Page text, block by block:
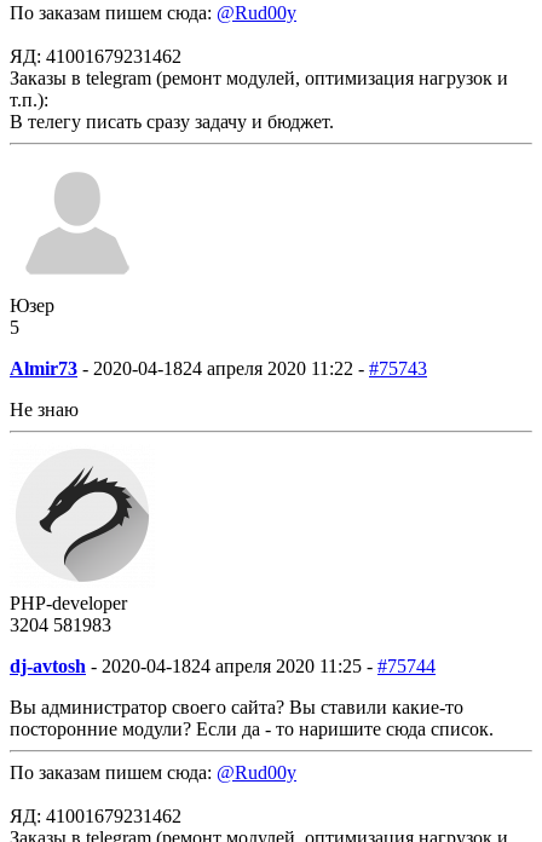
По заказам пишем сюда: @Rud00y
ЯД: 41001679231462
Заказы в telegram (ремонт модулей, оптимизация нагрузок и
т.п.):
В телегу писать сразу задачу и бюджет.
Юзер
5
Almir73 - 2020-04-1824 апреля 2020 11:22 - #75743
Не знаю
PHP-developer
3204 581983
dj-avtosh - 2020-04-1824 апреля 2020 11:25 - #75744
Вы администратор своего сайта? Вы ставили какие-то
посторонние модули? Если да - то наришите сюда список.
По заказам пишем сюда: @Rud00y
ЯД: 41001679231462
Заказы в telegram (ремонт модулей, оптимизация нагрузок и